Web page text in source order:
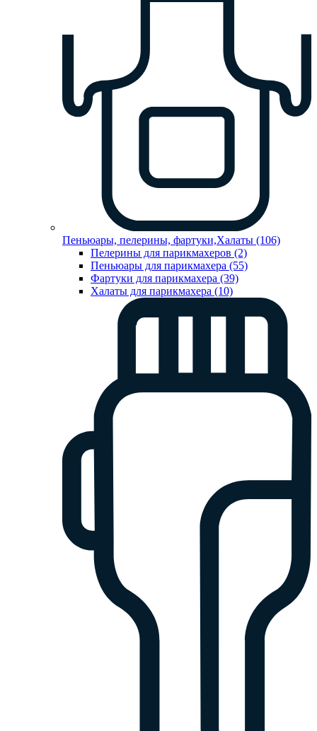
Пеньюары, пелерины, фартуки,Халаты (106)
Пелерины для парикмахеров (2)
Пеньюары для парикмахера (55)
Фартуки для парикмахера (39)
Халаты для парикмахера (10)